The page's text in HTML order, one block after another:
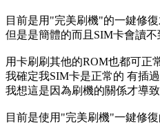
目前是用"完美刷機"的一鍵修
但是是簡體的而且SIM卡會讀不
用卡刷刷其他的ROM也都可正
我確定我SIM卡是正常的 有插
我想這是因為刷機的關係才導
目前是使用"完美刷機"一鍵修復